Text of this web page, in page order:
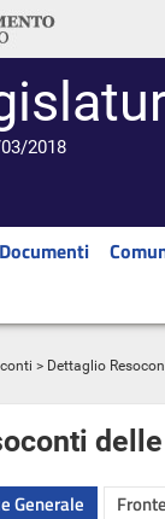
2018
Documenti
> Dettaglio
Generale